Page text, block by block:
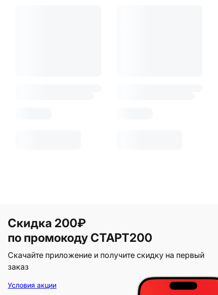
Скидка 200₽
по промокоду СТАРТ200
Скачайте приложение и получите скидку на первый
заказ
Условия акции